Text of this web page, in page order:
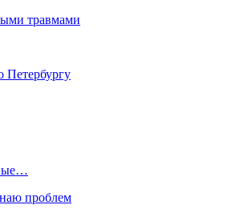
травмами
Петербургу
проблем